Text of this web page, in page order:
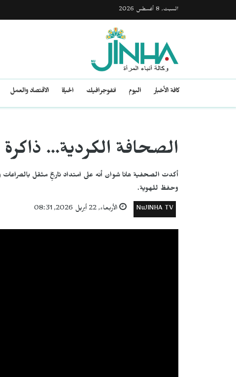
السبت, 8 أغسطس 2026
كافة الأخبار اليوم انفوجرافيك الحياة الاقتصاد والعمل
الصحافة الكردية…
أكدت الصحفية هانا شوان أنه على امتداد تاريخٍ مثقل
وحفظ للهوية.
NuJINHA TV الأربعاء, 22 أبريل 2026, 08:31